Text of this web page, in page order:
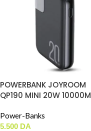
POWERBANK JOYROOM
QP190 MINI 20W
Power-Banks
5.500 DA